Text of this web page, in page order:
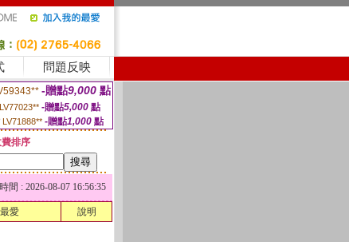
問題反映
-贈點9,000 點
LV77023** -贈點5,000點
LV71888** -贈點1,000 點
排序
間 : 2026-08-07 16:56:35
愛 說明